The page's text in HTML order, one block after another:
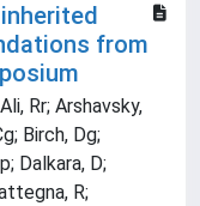
from
Rr; Arshavsky,
Birch, Dg;
Dalkara, D;
R;